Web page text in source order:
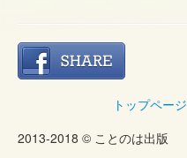
トップページ
2013-2018 © ことのは出版